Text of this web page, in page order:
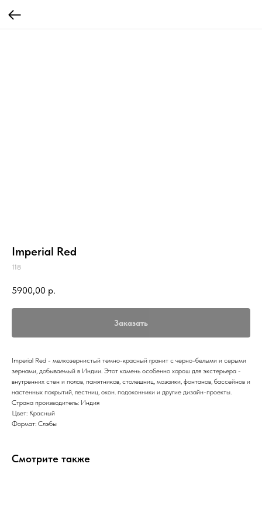
Imperial Red
118
5900,00 р.
Заказать
Imperial Red - мелкозернистый темно-красный гранит с черно-белыми и серыми
зернами, добываемый в Индии. Этот камень особенно хорош для экстерьера -
внутренних стен и полов, памятников, столешниц, мозаики, фонтанов, бассейнов и
настенных покрытий, лестниц, окон. подоконники и другие дизайн-проекты.
Страна производитель: Индия
Цвет: Красный
Формат: Слэбы
Смотрите также